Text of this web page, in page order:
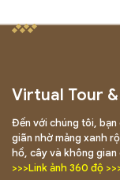
Virtual Tour
Đến với chúng tôi,
giãn nhờ mảng xanh
hồ, cây và không gian
>>>Link ảnh 360 độ